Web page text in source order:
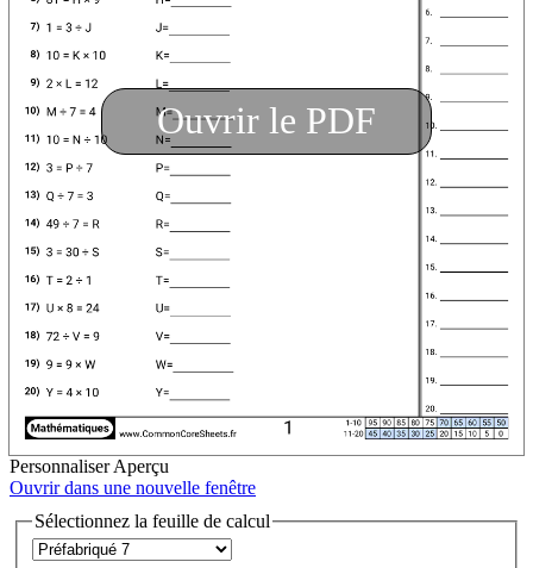
Ouvrir le PDF
Personnaliser Aperçu
Ouvrir dans une nouvelle fenêtre
Sélectionnez la feuille de calcul